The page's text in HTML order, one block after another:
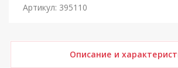
Артикул: 395110
Описание и